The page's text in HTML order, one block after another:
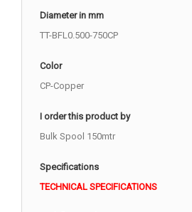
Diameter in mm
TT-BFL0.500-750CP
Color
CP-Copper
I order this product by
Bulk Spool 150mtr
Specifications
TECHNICAL SPECIFICATIONS